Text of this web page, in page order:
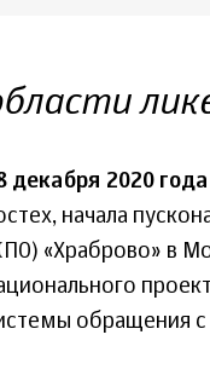
декабря 2020 года
начала
«Храброво» в
обращения